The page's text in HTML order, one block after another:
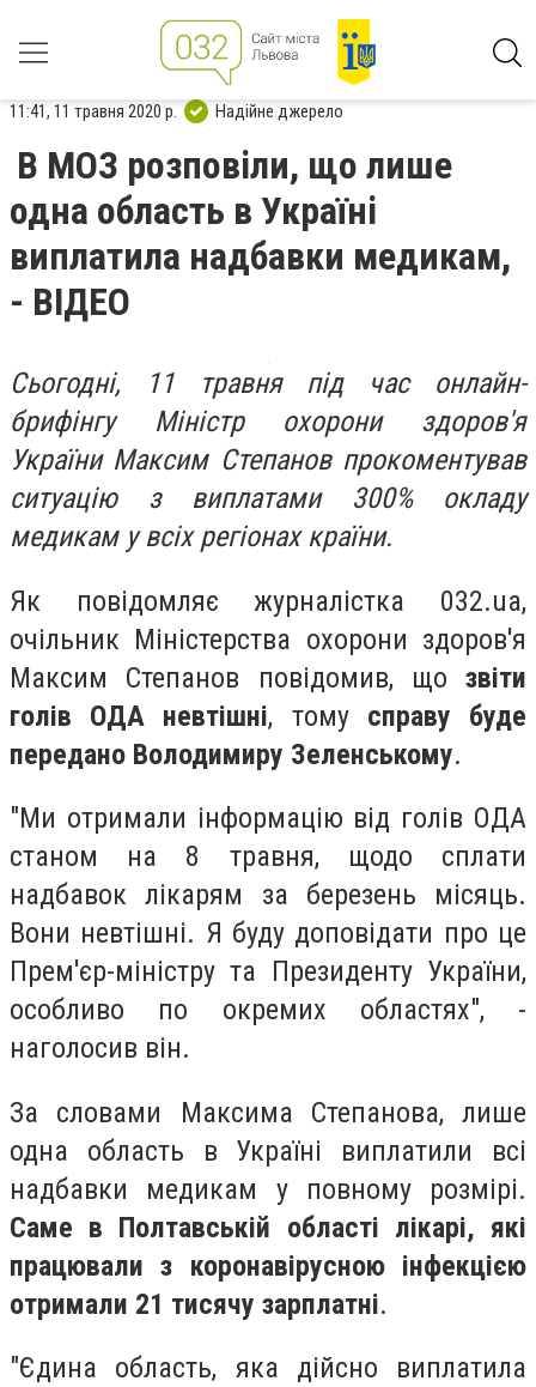
11:41, 11 травня 2020 р. Надійне джерело
В МОЗ розповіли, що лише
одна область в Україні
виплатила надбавки медикам,
- ВІДЕО
Сьогодні, 11 травня під час онлайн-
брифінгу Міністр охорони здоров'я
України Максим Степанов прокоментував
ситуацію з виплатами 300% окладу
медикам у всіх регіонах країни.
Як повідомляє журналістка 032.ua,
очільник Міністерства охорони здоров'я
Максим Степанов повідомив, що звіти
голів ОДА невтішні, тому справу буде
передано Володимиру Зеленському.
"Ми отримали інформацію від голів ОДА
станом на 8 травня, щодо сплати
надбавок лікарям за березень місяць.
Вони невтішні. Я буду доповідати про це
Прем'єр-міністру та Президенту України,
особливо по окремих областях", -
наголосив він.
За словами Максима Степанова, лише
одна область в Україні виплатили всі
надбавки медикам у повному розмірі.
Саме в Полтавській області лікарі, які
працювали з коронавірусною інфекцією
отримали 21 тисячу зарплатні.
"Єдина область, яка дійсно виплатила